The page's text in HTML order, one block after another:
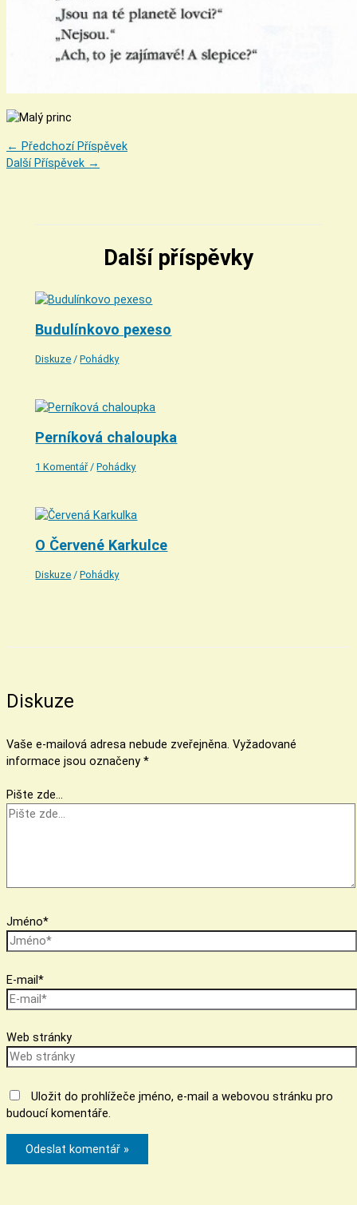
← Předchozí Příspěvek
Další Příspěvek →
Další příspěvky
Budulínkovo pexeso
Diskuze /Pohádky
Perníková chaloupka
1 Komentář /Pohádky
O Červené Karkulce
Diskuze /Pohádky
Diskuze
Vaše e-mailová adresa nebude zveřejněna. Vyžadované
informace jsou označeny *
Pište zde…
Jméno*
E-mail*
Web stránky
Uložit do prohlížeče jméno, e-mail a webovou stránku pro
budoucí komentáře.